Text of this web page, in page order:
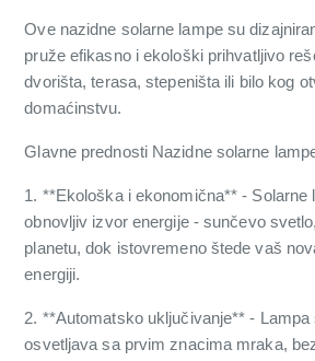
Ove nazidne solarne lampe su
pruže efikasno i ekološki prihvatljivo
dvorišta, terasa, stepeništa ili bilo kog
domaćinstvu.
Glavne prednosti Nazidne solarne
1. **Ekološka i ekonomična** - Solarne
obnovljiv izvor energije - sunčevo
planetu, dok istovremeno štede vaš
energiji.
2. **Automatsko uključivanje** -
osvetljava sa prvim znacima mraka,